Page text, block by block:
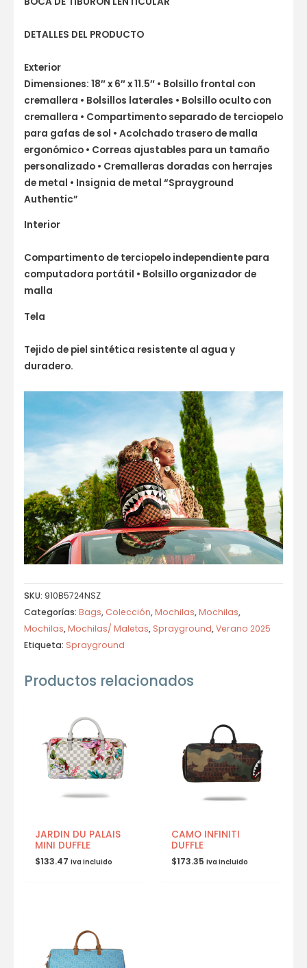
DETALLES DEL PRODUCTO
Exterior
Dimensiones: 18″ x 6″ x 11.5″ • Bolsillo frontal con
cremallera • Bolsillos laterales • Bolsillo oculto con
cremallera • Compartimento separado de terciopelo
para gafas de sol • Acolchado trasero de malla
ergonómico • Correas ajustables para un tamaño
personalizado • Cremalleras doradas con herrajes
de metal • Insignia de metal “Sprayground
Authentic”
Interior
Compartimento de terciopelo independiente para
computadora portátil • Bolsillo organizador de
malla
Tela
Tejido de piel sintética resistente al agua y
duradero.
SKU: 910B5724NSZ
Categorías: Bags, Colección,Mochilas,Mochilas,
Mochilas,Mochilas/ Maletas, Sprayground,Verano 2025
Etiqueta: Sprayground
Productos relacionados
JARDIN DU PALAIS
MINI DUFFLE
$133.47 Iva incluido
CAMO INFINITI
DUFFLE
$173.35 Iva incluido